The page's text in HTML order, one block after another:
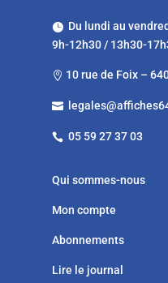
Du lundi au
9h-12h30 / 13h30-
 10 rue de Foix –

 05 59 27 37 03
Qui sommes-nous
Mon compte
Abonnements
Lire le journal